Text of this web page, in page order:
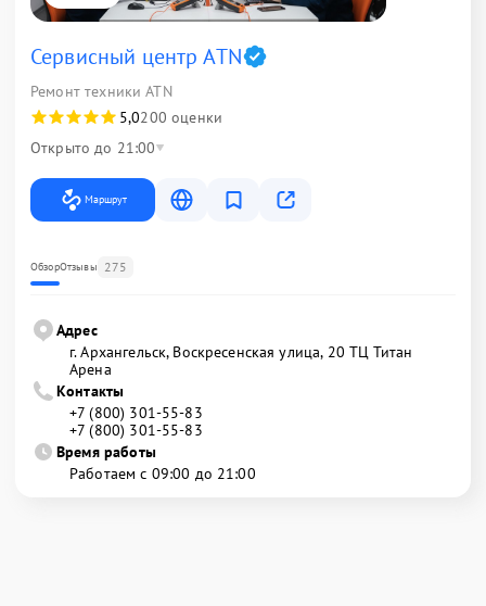
Сервисный центр ATN
Ремонт техники ATN
5,0200 оценки
Открыто до 21:00
Маршрут
ОбзорОтзывы 275
Адрес
г. Архангельск, Воскресенская улица, 20 ТЦ Титан
Арена
Контакты
+7 (800) 301-55-83
+7 (800) 301-55-83
Время работы
Работаем с 09:00 до 21:00